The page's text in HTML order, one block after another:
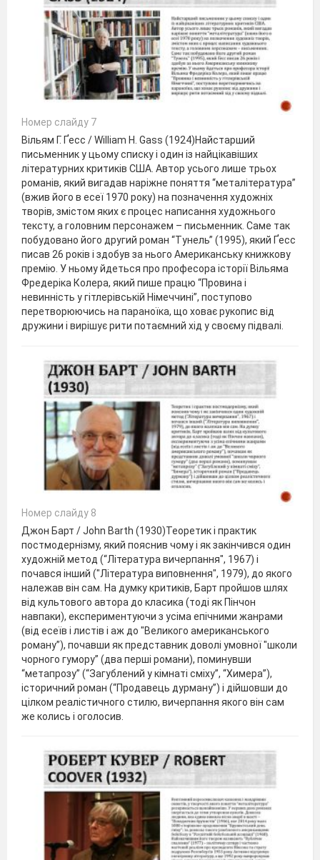
Номер слайду 7
Вільям Г. Ґесс / William H. Gass (1924)Найстарший
письменник у цьому списку і один із найцікавіших
літературних критиків США. Автор усього лише трьох
романів, який вигадав наріжне поняття “металітература”
(вжив його в есеї 1970 року) на позначення художніх
творів, змістом яких є процес написання художнього
тексту, а головним персонажем – письменник. Саме так
побудовано його другий роман “Тунель” (1995), який Ґесс
писав 26 років і здобув за нього Американську книжкову
премію. У ньому йдеться про професора історії Вільяма
Фредеріка Колера, який пише працю “Провина і
невинність у гітлерівській Німеччині”, поступово
перетворюючись на параноїка, що ховає рукопис від
дружини і вирішує рити потаємний хід у своєму підвалі.
Номер слайду 8
Джон Барт / John Barth (1930)Теоретик і практик
постмодернізму, який пояснив чому і як закінчився один
художній метод (“Література вичерпання", 1967) і
почався інший ("Література виповнення", 1979), до якого
належав він сам. На думку критиків, Барт пройшов шлях
від культового автора до класика (тоді як Пінчон
навпаки), експериментуючи з усіма епічними жанрами
(від есеїв і листів і аж до "Великого американського
роману”), почавши як представник доволі умовної "школи
чорного гумору” (два перші романи), поминувши
“метапрозу” (“Загублений у кімнаті сміху”, “Химера”),
історичний роман (“Продавець дурману”) і дійшовши до
цілком реалістичного стилю, вичерпання якого він сам
же колись і оголосив.